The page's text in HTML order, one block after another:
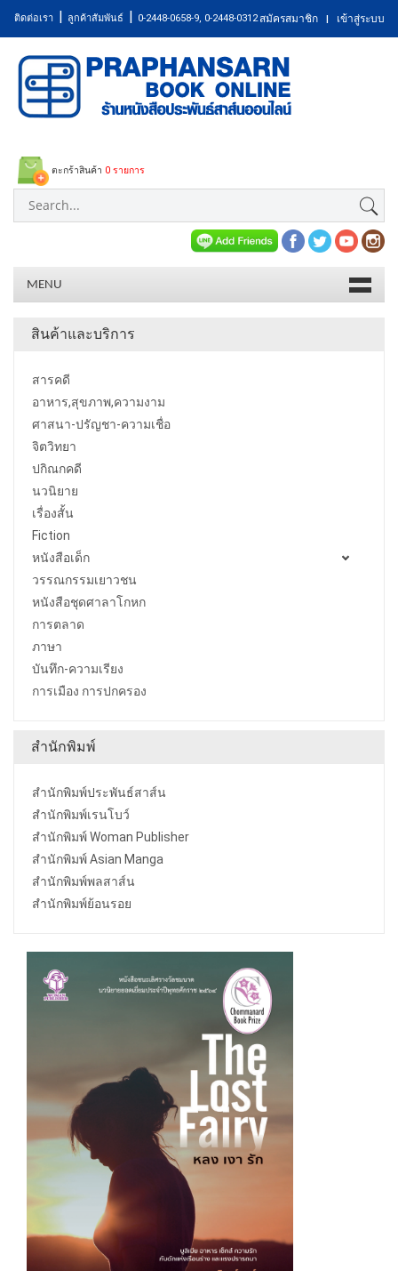
ติดต่อเรา | ลูกค้าสัมพันธ์ | 0-2448-0658-9, 0-2448-0312สมัครสมาชิก | เข้าสู่ระบบ
ตะกร้าสินค้า 0 รายการ
MENU
สินค้าและบริการ
สารคดี
อาหาร,สุขภาพ,ความงาม
ศาสนา-ปรัญชา-ความเชื่อ
จิตวิทยา
ปกิณกคดี
นวนิยาย
เรื่องสั้น
Fiction
หนังสือเด็ก
วรรณกรรมเยาวชน
หนังสือชุดศาลาโกหก
การตลาด
ภาษา
บันทึก-ความเรียง
การเมือง การปกครอง
สำนักพิมพ์
สำนักพิมพ์ประพันธ์สาส์น
สำนักพิมพ์เรนโบว์
สำนักพิมพ์ Woman Publisher
สำนักพิมพ์ Asian Manga
สำนักพิมพ์พลสาส์น
สำนักพิมพ์ย้อนรอย